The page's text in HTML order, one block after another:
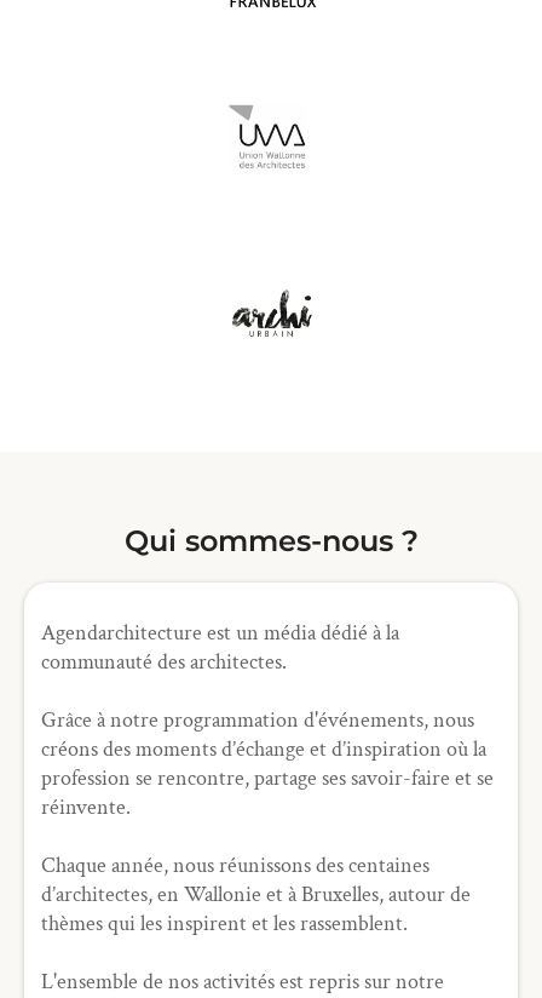
Qui sommes-nous ?
Agendarchitecture est un média dédié à la
communauté des architectes.
Grâce à notre programmation d'événements, nous
créons des moments d’échange et d’inspiration où la
profession se rencontre, partage ses savoir-faire et se
réinvente.
Chaque année, nous réunissons des centaines
d’architectes, en Wallonie et à Bruxelles, autour de
thèmes qui les inspirent et les rassemblent.
L'ensemble de nos activités est repris sur notre